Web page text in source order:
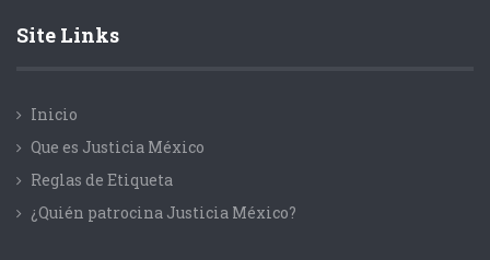
Site Links
Inicio
Que es Justicia México
Reglas de Etiqueta
¿Quién patrocina Justicia México?